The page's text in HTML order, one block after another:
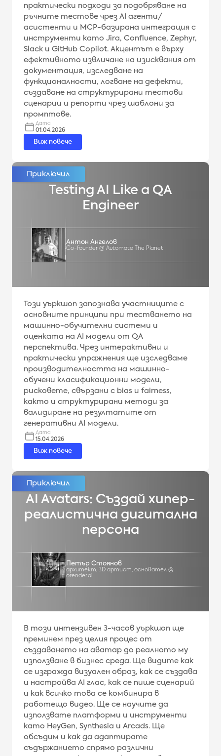
практически подходи за подобряване на
ръчните тестове чрез AI агенти/
асистенти и MCP-базирана интеграция с
инструменти като Jira, Confluence, Zephyr,
Slack и GitHub Copilot. Акцентът е върху
ефективното извличане на изисквания от
документация, изследване на
функционалности, логване на дефекти,
създаване на структурирани тестови
сценарии и репорти чрез шаблони за
промптове.
Дата
01.04.2026
Виж повече
Testing AI Like a QA
Engineer
Антон Ангелов
Co-founder @ Automate The Planet
Този уъркшоп запознава участниците с
основните принципи при тестването на
машинно-обучителни системи и
оценката на AI модели от QA
перспектива. Чрез интерактивни и
практически упражнения ще изследваме
производителността на машинно-
обучени класификационни модели,
рисковете, свързани с bias и fairness,
както и структурирани методи за
валидиране на резултатите от
генеративни AI модели.
Дата
15.04.2026
Виж повече
AI Avatars: Създай хипер-
реалистична дигитална
персона
Петър Стоянов
архитект, 3D артист, основател @
orender.ai
В този интензивен 3-часов уъркшоп ще
преминем през целия процес от
създаването на аватар до реалното му
използване в бизнес среда. Ще видите как
се изгражда визуален образ, как се създава
и настройва AI глас, как се пише сценарий
и как всичко това се комбинира в
работещо видео. Ще се научите да
използвате платформи и инструменти
като HeyGen, Synthesia и Arcads. Ще
обсъдим и как да адаптирате
съдържанието спрямо различни